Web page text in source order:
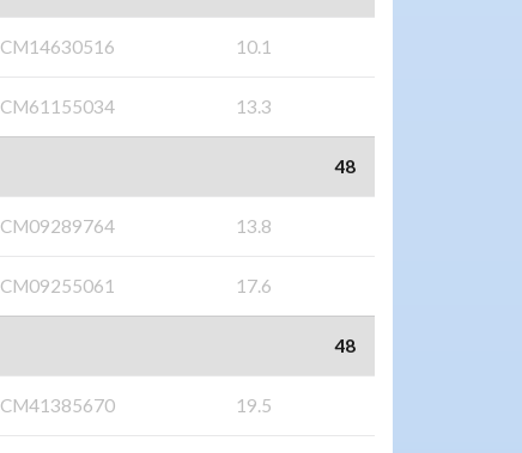
CM14630516 10.1
CM61155034 13.3
48
CM09289764 13.8
CM09255061 17.6
48
CM41385670 19.5